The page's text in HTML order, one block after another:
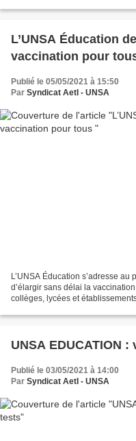
L’UNSA Éducation
vaccination pour
Publié le 05/05/2021 à 15:50
Par Syndicat AetI - UNSA
L’UNSA Éducation s’adresse
d’élargir sans délai la
collèges, lycées et
UNSA EDUCATION
Publié le 03/05/2021 à 14:00
Par Syndicat AetI - UNSA